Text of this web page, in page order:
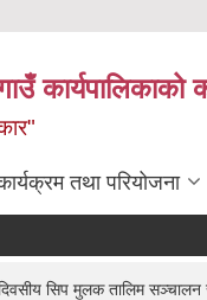
कार्यपालिकाको
तथा परियोजना
सिप मुलक तालिम सञ्चालन